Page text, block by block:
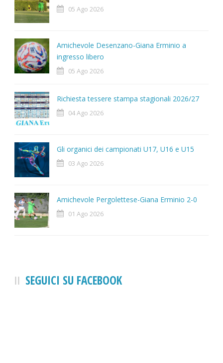
05 Ago 2026
Amichevole Desenzano-Giana Erminio a
ingresso libero
05 Ago 2026
Richiesta tessere stampa stagionali 2026/27
04 Ago 2026
Gli organici dei campionati U17, U16 e U15
03 Ago 2026
Amichevole Pergolettese-Giana Erminio 2-0
01 Ago 2026
SEGUICI SU FACEBOOK